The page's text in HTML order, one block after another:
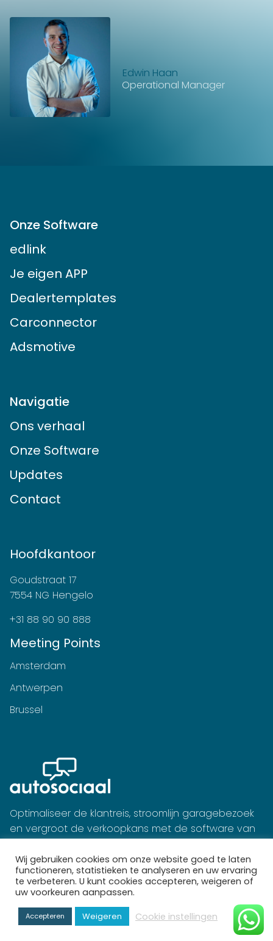
Edwin Haan
Operational Manager
Onze Software
edlink
Je eigen APP
Dealertemplates
Carconnector
Adsmotive
Navigatie
Ons verhaal
Onze Software
Updates
Contact
Hoofdkantoor
Goudstraat 17
7554 NG Hengelo
+31 88 90 90 888
Meeting Points
Amsterdam
Antwerpen
Brussel
Optimaliseer de klantreis, stroomlijn garagebezoek
en vergroot de verkoopkans met de software van
Wij gebruiken cookies om onze website goed te laten
functioneren, statistieken te analyseren en uw ervaring
te verbeteren. U kunt cookies accepteren, weigeren of
uw voorkeuren aanpassen.
Accepteren Weigeren Cookie instellingen